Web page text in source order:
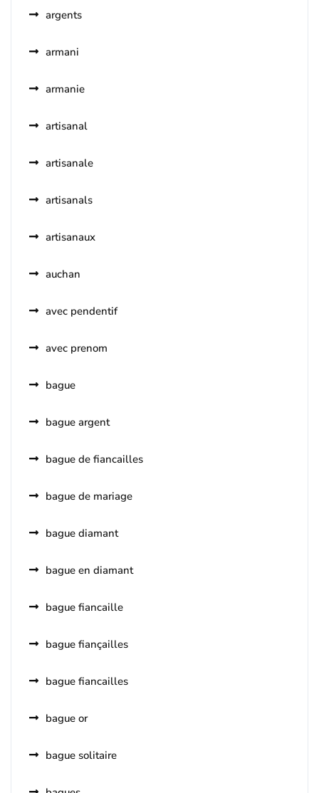
argents
armani
armanie
artisanal
artisanale
artisanals
artisanaux
auchan
avec pendentif
avec prenom
bague
bague argent
bague de fiancailles
bague de mariage
bague diamant
bague en diamant
bague fiancaille
bague fiançailles
bague fiancailles
bague or
bague solitaire